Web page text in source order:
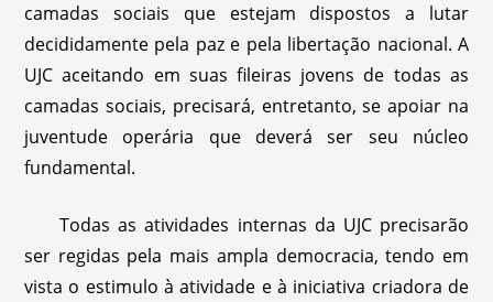
camadas sociais que estejam dispostos a lutar
decididamente pela paz e pela libertação nacional. A
UJC aceitando em suas fileiras jovens de todas as
camadas sociais, precisará, entretanto, se apoiar na
juventude operária que deverá ser seu núcleo
fundamental.
Todas as atividades internas da UJC precisarão
ser regidas pela mais ampla democracia, tendo em
vista o estimulo à atividade e à iniciativa criadora de